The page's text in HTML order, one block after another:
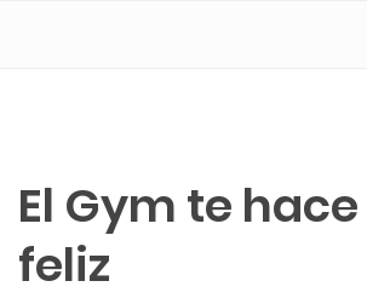
El Gym te
feliz